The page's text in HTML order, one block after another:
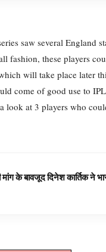
saw several England
fashion, these players
will take place later
come of good use to
look at 3 players who
मांग के बावजूद दिनेश कार्तिक